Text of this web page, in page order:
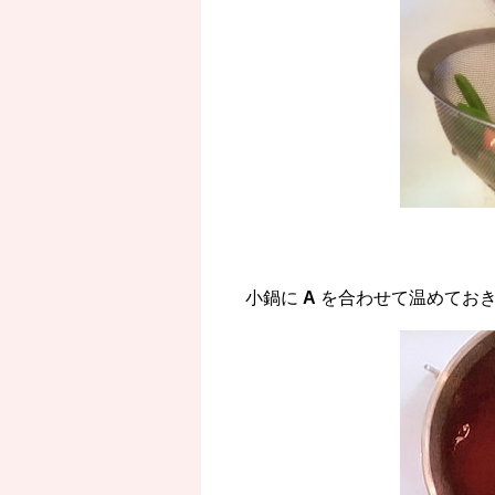
小鍋に A を合わせて温めてお